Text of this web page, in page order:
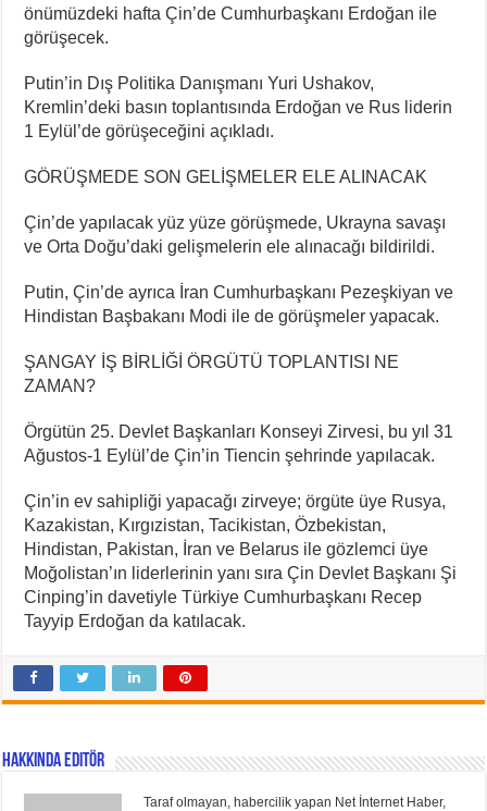
önümüzdeki hafta Çin’de Cumhurbaşkanı Erdoğan ile
görüşecek.
Putin’in Dış Politika Danışmanı Yuri Ushakov,
Kremlin’deki basın toplantısında Erdoğan ve Rus liderin
1 Eylül’de görüşeceğini açıkladı.
GÖRÜŞMEDE SON GELİŞMELER ELE ALINACAK
Çin’de yapılacak yüz yüze görüşmede, Ukrayna savaşı
ve Orta Doğu’daki gelişmelerin ele alınacağı bildirildi.
Putin, Çin’de ayrıca İran Cumhurbaşkanı Pezeşkiyan ve
Hindistan Başbakanı Modi ile de görüşmeler yapacak.
ŞANGAY İŞ BİRLİĞİ ÖRGÜTÜ TOPLANTISI NE
ZAMAN?
Örgütün 25. Devlet Başkanları Konseyi Zirvesi, bu yıl 31
Ağustos-1 Eylül’de Çin’in Tiencin şehrinde yapılacak.
Çin’in ev sahipliği yapacağı zirveye; örgüte üye Rusya,
Kazakistan, Kırgızistan, Tacikistan, Özbekistan,
Hindistan, Pakistan, İran ve Belarus ile gözlemci üye
Moğolistan’ın liderlerinin yanı sıra Çin Devlet Başkanı Şi
Cinping’in davetiyle Türkiye Cumhurbaşkanı Recep
Tayyip Erdoğan da katılacak.
Hakkında Editör
Taraf olmayan, habercilik yapan Net İnternet Haber,